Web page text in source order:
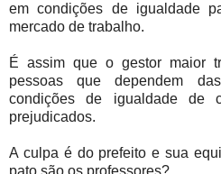
em condições de igualdade
mercado de trabalho.
É assim que o gestor maior
pessoas que dependem
condições de igualdade de
prejudicados.
A culpa é do prefeito e sua